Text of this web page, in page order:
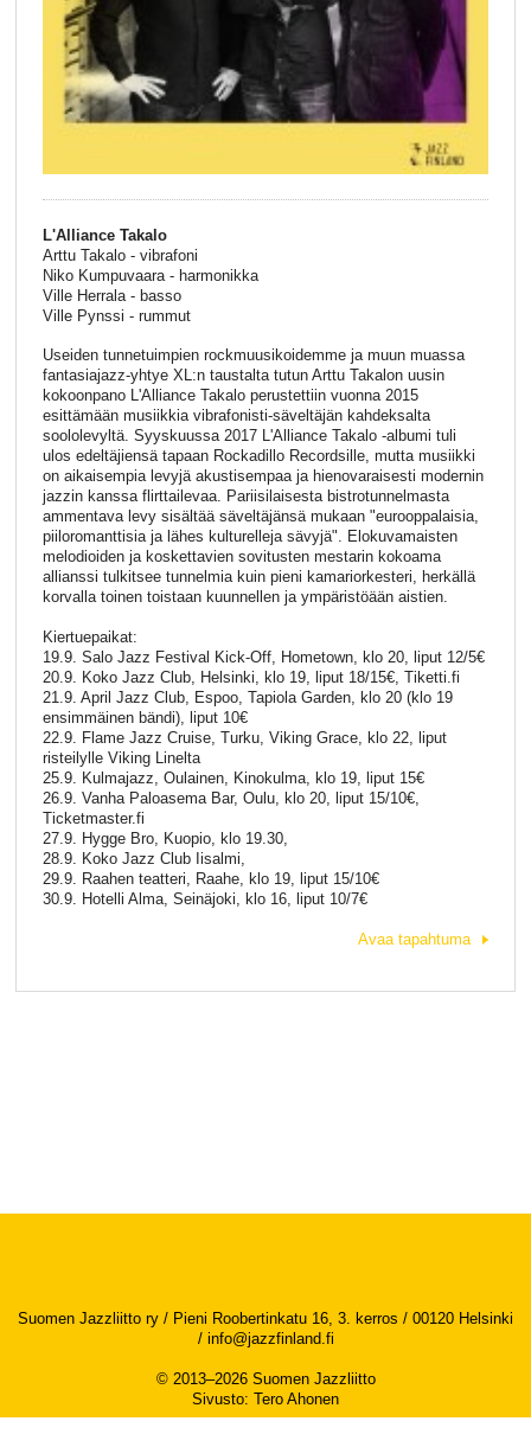
L'Alliance Takalo
Arttu Takalo - vibrafoni
Niko Kumpuvaara - harmonikka
Ville Herrala - basso
Ville Pynssi - rummut
Useiden tunnetuimpien rockmuusikoidemme ja muun muassa
fantasiajazz-yhtye XL:n taustalta tutun Arttu Takalon uusin
kokoonpano L'Alliance Takalo perustettiin vuonna 2015
esittämään musiikkia vibrafonisti-säveltäjän kahdeksalta
soololevyltä. Syyskuussa 2017 L'Alliance Takalo -albumi tuli
ulos edeltäjiensä tapaan Rockadillo Recordsille, mutta musiikki
on aikaisempia levyjä akustisempaa ja hienovaraisesti modernin
jazzin kanssa flirttailevaa. Pariisilaisesta bistrotunnelmasta
ammentava levy sisältää säveltäjänsä mukaan "eurooppalaisia,
piiloromanttisia ja lähes kulturelleja sävyjä". Elokuvamaisten
melodioiden ja koskettavien sovitusten mestarin kokoama
allianssi tulkitsee tunnelmia kuin pieni kamariorkesteri, herkällä
korvalla toinen toistaan kuunnellen ja ympäristöään aistien.
Kiertuepaikat:
19.9. Salo Jazz Festival Kick-Off, Hometown, klo 20, liput 12/5€
20.9. Koko Jazz Club, Helsinki, klo 19, liput 18/15€, Tiketti.fi
21.9. April Jazz Club, Espoo, Tapiola Garden, klo 20 (klo 19
ensimmäinen bändi), liput 10€
22.9. Flame Jazz Cruise, Turku, Viking Grace, klo 22, liput
risteilylle Viking Linelta
25.9. Kulmajazz, Oulainen, Kinokulma, klo 19, liput 15€
26.9. Vanha Paloasema Bar, Oulu, klo 20, liput 15/10€,
Ticketmaster.fi
27.9. Hygge Bro, Kuopio, klo 19.30,
28.9. Koko Jazz Club Iisalmi,
29.9. Raahen teatteri, Raahe, klo 19, liput 15/10€
30.9. Hotelli Alma, Seinäjoki, klo 16, liput 10/7€
Avaa tapahtuma
Suomen Jazzliitto ry / Pieni Roobertinkatu 16, 3. kerros / 00120 Helsinki
/ info@jazzfinland.fi
© 2013–2026 Suomen Jazzliitto
Sivusto: Tero Ahonen